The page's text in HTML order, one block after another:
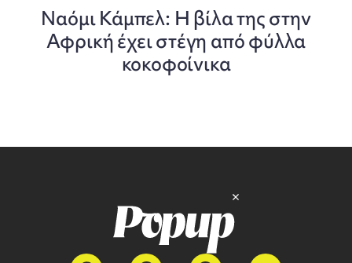
Ναόμι Κάμπελ: Η βίλα της στην
Αφρική έχει στέγη από φύλλα
κοκοφοίνικα